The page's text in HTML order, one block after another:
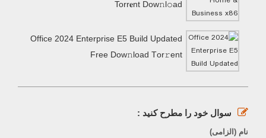
Torr𝐞nt Dow𝚗l𝚘аd
Office 2024 Enterprise E5 Build Updated
Frее Dow𝚗load Tоr𝚛ent
سوال خود را مطرح کنید :
نام (الزامی)